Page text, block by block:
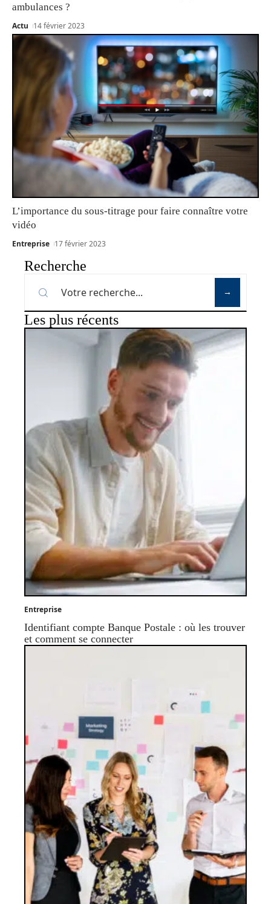
ambulances ?
Actu 14 février 2023
L’importance du sous-titrage pour faire connaître votre
vidéo
Entreprise 17 février 2023
Recherche
Les plus récents
Entreprise
Identifiant compte Banque Postale : où les trouver
et comment se connecter